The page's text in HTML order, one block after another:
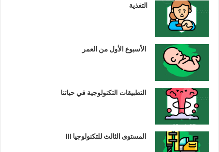
التغذية
الأسبوع الأول من العمر
التطبيقات التكنولوجية في حياتنا
المستوى الثالث للتكنولوجيا III